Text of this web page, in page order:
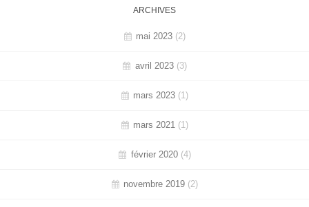
ARCHIVES
mai 2023 (2)
avril 2023(3)
mars 2023 (1)
mars 2021 (1)
février 2020(4)
novembre 2019 (2)